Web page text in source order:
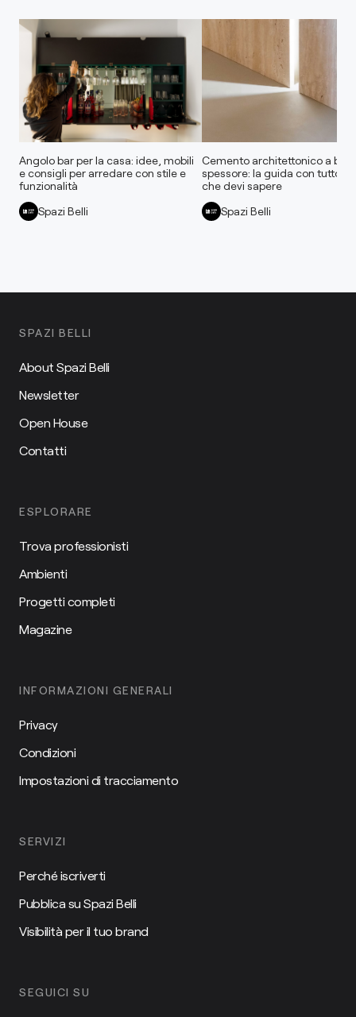
Angolo bar per la casa: idee, mobili
e consigli per arredare con stile e
funzionalità
Spazi Belli
Cemento architettonico a
spessore: la guida con tutto
che devi sapere
Spazi Belli
SPAZI BELLI
About Spazi Belli
Newsletter
Open House
Contatti
ESPLORARE
Trova professionisti
Ambienti
Progetti completi
Magazine
INFORMAZIONI GENERALI
Privacy
Condizioni
Impostazioni di tracciamento
SERVIZI
Perché iscriverti
Pubblica su Spazi Belli
Visibilità per il tuo brand
SEGUICI SU